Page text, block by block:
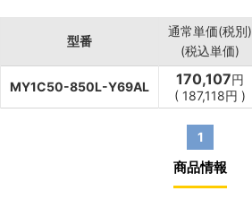
型番
通常単価(税別)
(税込単価)
MY1C50-850L-Y69AL 170,107円
( 187,118円 )
1
商品情報